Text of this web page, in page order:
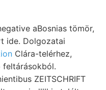
aBosnias tömör,
ide. Dolgozatai
Clára-telérhez,
ZEITSCHRIFT